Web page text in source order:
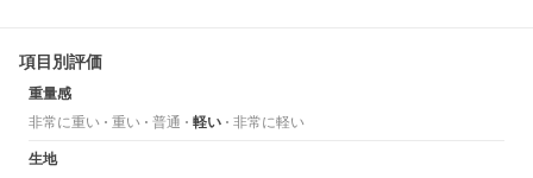
項目別評価
重量感
非常に重い
重い 普通 軽い 非常に軽い
生地